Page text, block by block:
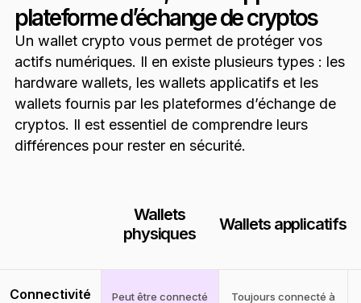
plateforme d’échange de cryptos
Un wallet crypto vous permet de protéger vos
actifs numériques. Il en existe plusieurs types : les
hardware wallets, les wallets applicatifs et les
wallets fournis par les plateformes d’échange de
cryptos. Il est essentiel de comprendre leurs
différences pour rester en sécurité.
Wallets
physiques
Wallets applicatifs
Connectivité Peut être connecté Toujours connecté à